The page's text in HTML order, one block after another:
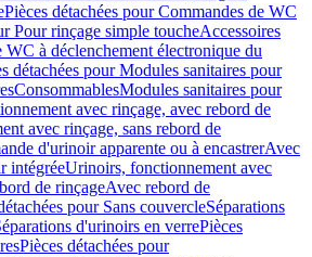
Pièces détachées pour Commandes de WC
Pour rinçage simple toucheAccessoires
WC à déclenchement électronique du
détachées pour Modules sanitaires pour
ConsommablesModules sanitaires pour
avec rinçage, avec rebord de
avec rinçage, sans rebord de
d'urinoir apparente ou à encastrerAvec
intégréeUrinoirs, fonctionnement avec
de rinçageAvec rebord de
pour Sans couvercleSéparations
d'urinoirs en verrePièces
Pièces détachées pour